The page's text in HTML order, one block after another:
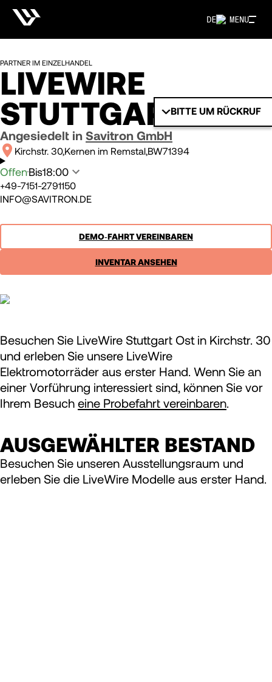
MENU
DE
BITTE UM RÜCKRUF
PARTNER IM EINZELHANDEL
LIVEWIRE
STUTTGART OST
Angesiedelt in Savitron GmbH
Kirchstr. 30 Kernen im Remstal BW71394
OffenBis18:00
+49-7151-2791150
INFO@SAVITRON.DE
DEMO‑FAHRT VEREINBAREN
INVENTAR ANSEHEN
Besuchen Sie LiveWire Stuttgart Ost in Kirchstr. 30
und erleben Sie unsere LiveWire
Elektromotorräder aus erster Hand. Wenn Sie an
einer Vorführung interessiert sind, können Sie vor
Ihrem Besuch eine Probefahrt vereinbaren
AUSGEWÄHLTER BESTAND
Besuchen Sie unseren Ausstellungsraum und
erleben Sie die LiveWire Modelle aus erster Hand.